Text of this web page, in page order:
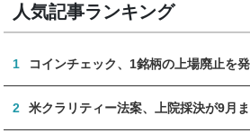
人気記事ランキング
1 コインチェック、1銘柄の上場廃止を
2 米クラリティー法案、上院採決が9月